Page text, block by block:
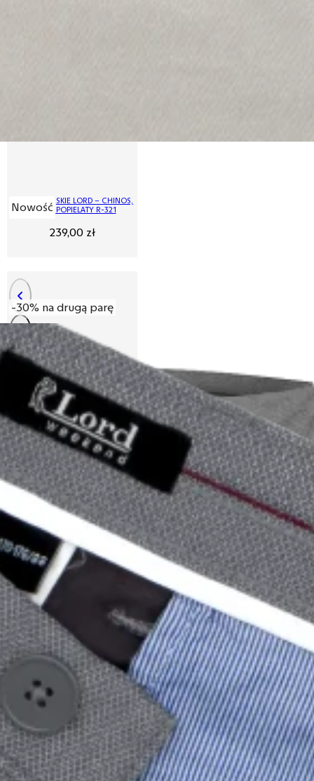
Nowość
SPODNIE MĘSKIE LORD – CHINOS,
KOLOR POPIELATY R-321
239,00 zł
-30% na drugą parę